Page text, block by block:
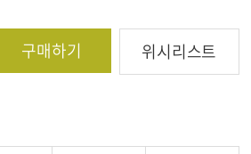
구매하기 위시리스트